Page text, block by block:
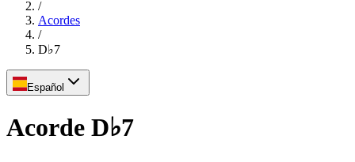
/
Acordes
/
D♭7
Español
Acorde D♭7